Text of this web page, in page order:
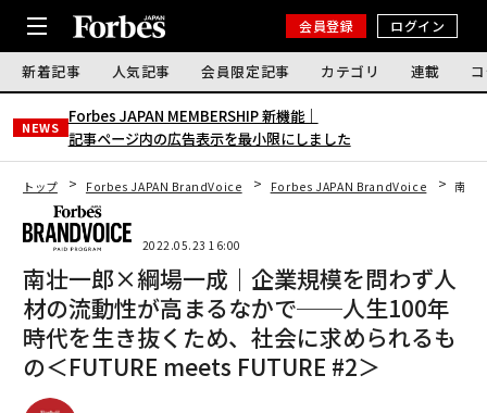
会員登録 ログイン
新着記事 人気記事 会員限定記事 カテゴリ 連載
NEWS
Forbes JAPAN MEMBERSHIP 新機能｜
記事ページ内の広告表示を最小限にしました
トップ Forbes JAPAN BrandVoice Forbes JAPAN BrandVoice 南壮
2022.05.23 16:00
南壮一郎×綱場一成｜企業規模を問わず人
材の流動性が高まるなかで──人生100年
時代を生き抜くため、社会に求められるも
の＜FUTURE meets FUTURE #2＞